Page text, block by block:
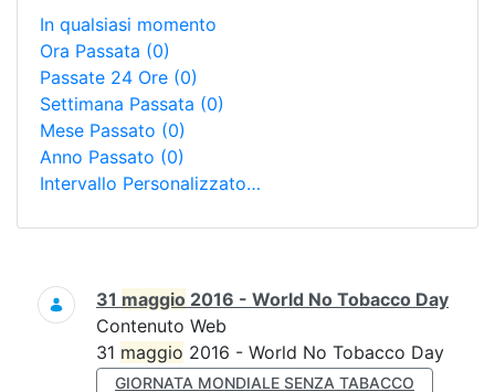
In qualsiasi momento
Ora Passata (0)
Passate 24 Ore (0)
Settimana Passata (0)
Mese Passato (0)
Anno Passato (0)
Intervallo Personalizzato…
Ricerca
31 maggio 2016 - World No Tobacco Day
Contenuto Web
31 maggio 2016 - World No Tobacco Day
GIORNATA MONDIALE SENZA TABACCO